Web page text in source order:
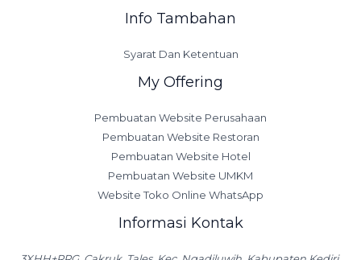
Info Tambahan
Syarat Dan Ketentuan
My Offering
Pembuatan Website Perusahaan
Pembuatan Website Restoran
Pembuatan Website Hotel
Pembuatan Website UMKM
Website Toko Online WhatsApp
Informasi Kontak